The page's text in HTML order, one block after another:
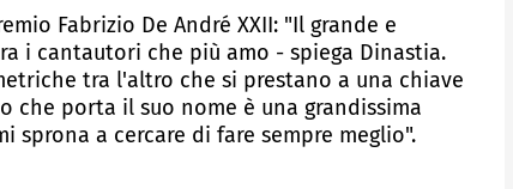
Fabrizio De André XXII: "Il grande e
i cantautori che più amo - spiega Dinastia.
tra l'altro che si prestano a una chiave
che porta il suo nome è una grandissima
a cercare di fare sempre meglio".